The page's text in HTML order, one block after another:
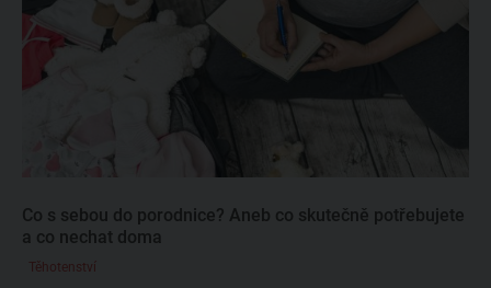
Co s sebou do porodnice? Aneb co skutečně potřebujete
a co nechat doma
Těhotenství